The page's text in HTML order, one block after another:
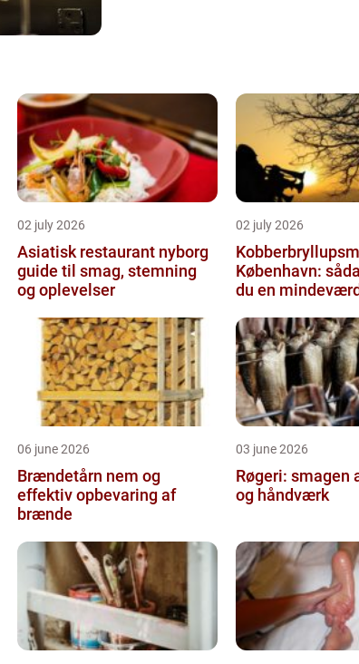
02 july 2026
Asiatisk restaurant nyborg
guide til smag, stemning
og oplevelser
02 july 2026
København:
du en
06 june 2026
Brændetårn nem og
effektiv opbevaring af
brænde
03 june 2026
Røgeri: smagen
og håndværk